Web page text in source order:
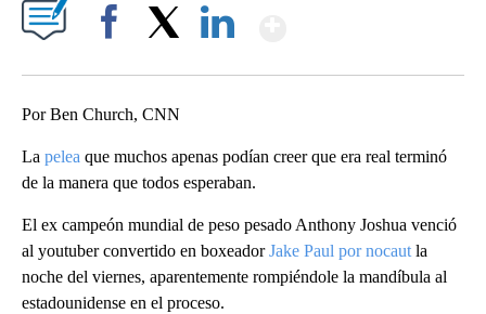
Por Ben Church, CNN
La pelea que muchos apenas podían creer que era real terminó
de la manera que todos esperaban.
El ex campeón mundial de peso pesado Anthony Joshua venció
al youtuber convertido en boxeadorJake Paul por nocaut la
noche del viernes, aparentemente rompiéndole la mandíbula al
estadounidense en el proceso.